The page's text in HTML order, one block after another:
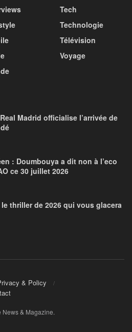
Tech
Technologie
Télévision
Voyage
Madrid officialise l’arrivée de
: Doumbouya a dit non à l’eco
ce 30 juillet 2026
thriller de 2026 qui vous glacera
& Policy
News & Magazine.